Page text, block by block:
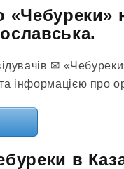
«Чебуреки»
✉
інформацією про
в